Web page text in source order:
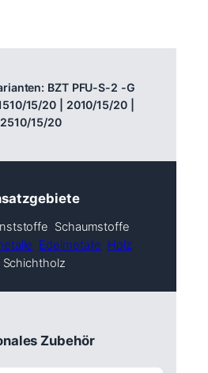
BZT PFU-S-2 -G
15/20 | 2010/15/20 |
2510/15/20
Schaumstoffe
Edelmetalle Holz
Schichtholz
Zubehör